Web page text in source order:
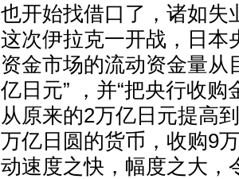
也开始找借口了，诸如失
这次伊拉克一开战，日本
资金市场的流动资金量从
亿日元” ，并“把央行收
从原来的2万亿日元提高
万亿日圆的货币，收购9
动速度之快，幅度之大，